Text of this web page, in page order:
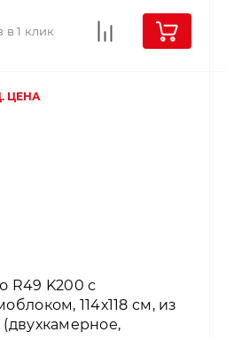
в 1 клик
ЦЕНА
R49 K200 с
114х118 см, из